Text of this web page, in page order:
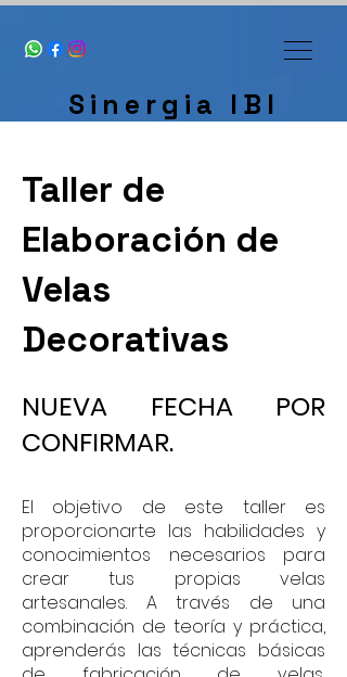
Sinergia IBI
Taller de
Elaboración de
Velas
Decorativas
NUEVA FECHA POR
CONFIRMAR.
El objetivo de este taller es
proporcionarte las habilidades y
conocimientos necesarios para
crear tus propias velas
artesanales. A través de una
combinación de teoría y práctica,
aprenderás las técnicas básicas